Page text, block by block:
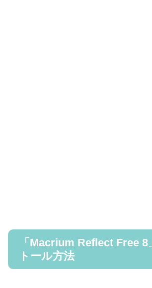
「Macrium Reflect Free 8
トール方法